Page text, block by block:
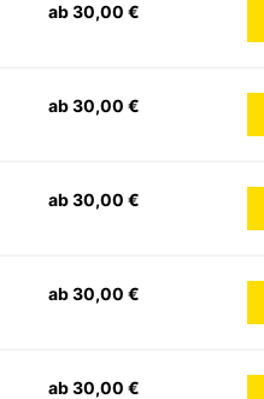
ab 30,00 €
ab 30,00 €
ab 30,00 €
ab 30,00 €
ab 30,00 €